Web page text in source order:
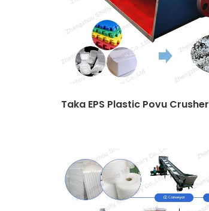
Taka EPS Plastic Povu Crusher